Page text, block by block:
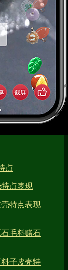
点
点表现
特点表现
毛料赌石
子皮壳特